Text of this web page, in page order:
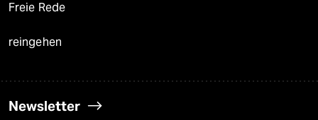
Freie Rede
reingehen
Newsletter